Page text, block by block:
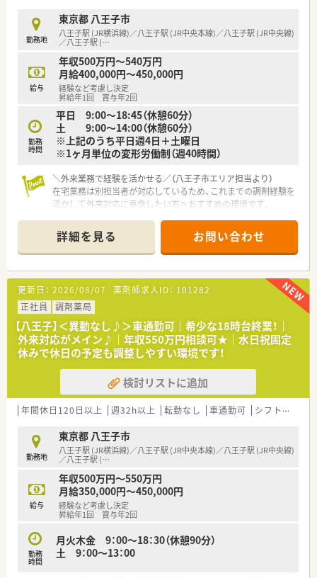
を持って正確な調剤が行える環境です。
■残業代は1分単位で支給されるため、努力が正当に評価され、
サービス残業とは無縁の職場環境です。
【職場環境と雰囲気】
■人当たりの良い穏やかなスタッフが多く、分からないことも相
談しやすいアットホームな雰囲気です。
■忙しすぎずゆとりを持って患者様と接することができるため、
入社後のギャップが少ないのが特徴です。
■本部人事部による定期的なフォロー面談が実施されており、悩
みや不安を解消しやすい仕組みです。
勤務地
東京都 八王子市
八王子駅 (JR横浜線)／八王子駅 (JR中央本線)／八王子駅 (JR中央線)
／八王子駅 (…
給与
年収500万円～540万円
月給400,000円～450,000円
経験など考慮し決定
昇給年1回 賞与年2回
勤務
時間
平日 9:00～18:45（休憩60分）
土 9:00～14:00（休憩60分）
※上記のうち平日週4日＋土曜日
※1ヶ月単位の変形労働制（週40時間）
＼外来業務で経験を活かせる／（八王子市エリア担当より）
在宅業務は別担当者が対応しているため、これまでの調剤経験を
活かして外来対応に専念したい方へおすすめの環境です。
【店舗情報と応需状況について】
■JR各線の八王子駅から徒歩3分という好立地にあり、悪天候の
日でもストレスなく快適に通勤ができる調剤薬局です。
■処方箋は内科40％、糖尿病内科30％、心療内科20％、その他面
対応20％と、幅広い内容をバランスよく応需しています。
■近隣の内科クリニックが人気のため、処方箋枚数は1日あたり
80枚から90枚ほどにのぼり着実に成長を続けています。
■かかりつけ件数などに対する各種ノルマは一切設定されてい
ないため、患者様へ必要なサービスを安心して提供できます。
【職場環境と雰囲気】
■薬剤師は全員が女性スタッフで構成されており、20代から60
代にいたるまで幅広い年齢層のメンバーが活躍しています。
■管理薬剤師は非常に責任感のある方で周囲からの信頼も厚く、
■ビルの1階が店舗スペース、2階が広々とした休憩室として確保
されており、お昼休憩時などは快適にリフレッシュできます。
【募集背景と求める人物像について】
■近隣にある医療機関の動向に伴う処方箋枚数の増加や、パート
スタッフの欠員が出たことに伴い正社員を増員募集します。
■調剤業務の経験をお持ちの方を求めており、外来の患者様に対
して親切で丁寧な対応を心がけていただける方を歓迎します。
■常時複数名で対応するためチームワークを大切にでき、周囲の
スタッフと円滑な連携を取りながら勤務できる方です。
詳細を見る お問い合わせ
更新日： 2026/08/07 薬剤師求人ID： 101282
正社員
調剤薬局
【八王子】＜異動なし♪＞車通勤可｜希少な18時台終業！｜
外来対応がメイン♪｜年収550万円相談可★｜水日祝固定
休みで休日の予定も調整しやすい環境です！
検討リストに追加
年間休日120日以上 週32h以上 転勤なし 車通勤可 シフト制
勤務地
東京都 八王子市
八王子駅 (JR横浜線)／八王子駅 (JR中央本線)／八王子駅 (JR中央線)
／八王子駅 (…
給与
年収500万円～550万円
月給350,000円～450,000円
経験など考慮し決定
昇給年1回 賞与年2回
勤務
時間
月火木金 9：00～18：30（休憩90分）
土 9：00～13：00